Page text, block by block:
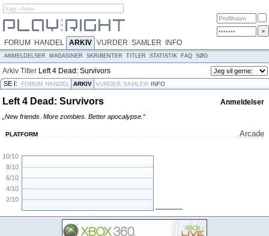
FORUM HANDEL ARKIV VURDER SAMLER INFO
ANMELDELSER MAGASINER SKRIBENTER TITLER STATISTIK FAQ SØG
Arkiv Titler Left 4 Dead: Survivors
SE I: FORUM HANDEL ARKIV VURDER SAMLER INFO
Left 4 Dead: Survivors Anmeldelser
„New friends. More zombies. Better apocalypse.“
PLATFORM Arcade
2/10
4/10
6/10
8/10
10/10
N/A